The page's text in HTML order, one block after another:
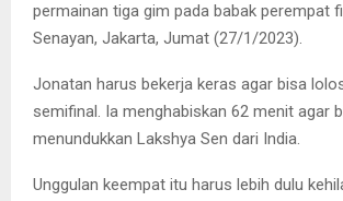
permainan tiga gim pada babak perempat
Senayan, Jakarta, Jumat (27/1/2023).
Jonatan harus bekerja keras agar bisa
semifinal. Ia menghabiskan 62 menit agar
menundukkan Lakshya Sen dari India.
Unggulan keempat itu harus lebih dulu